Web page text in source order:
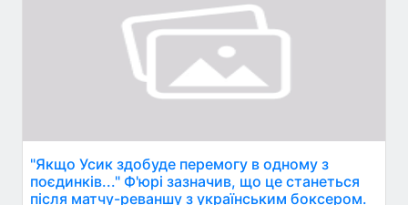
"Якщо Усик здобуде перемогу в одному з
поєдинків..." Ф'юрі зазначив, що це станеться
після матчу-реваншу з українським боксером.